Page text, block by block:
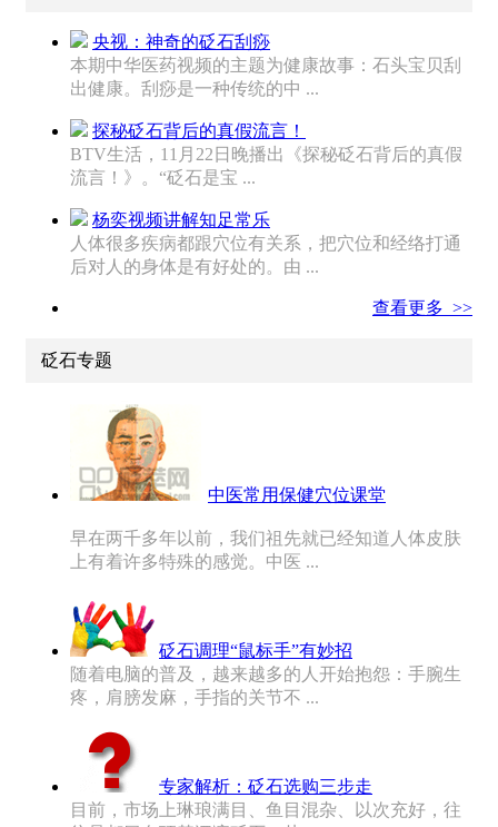
央视：神奇的砭石刮痧
本期中华医药视频的主题为健康故事：石头宝贝刮
出健康。刮痧是一种传统的中 ...
探秘砭石背后的真假流言！
BTV生活，11月22日晚播出《探秘砭石背后的真假
流言！》。“砭石是宝 ...
杨奕视频讲解知足常乐
人体很多疾病都跟穴位有关系，把穴位和经络打通
后对人的身体是有好处的。由 ...
查看更多 >>
砭石专题
中医常用保健穴位课堂
早在两千多年以前，我们祖先就已经知道人体皮肤
上有着许多特殊的感觉。中医 ...
砭石调理“鼠标手”有妙招
随着电脑的普及，越来越多的人开始抱怨：手腕生
疼，肩膀发麻，手指的关节不 ...
专家解析：砭石选购三步走
目前，市场上琳琅满目、鱼目混杂、以次充好，往